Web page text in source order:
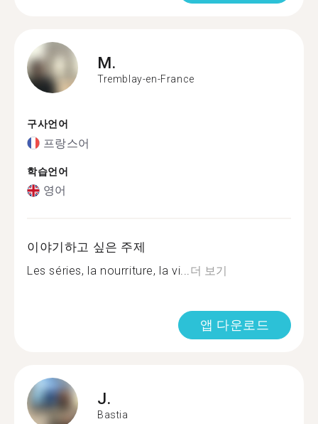
M.
Tremblay-en-France
구사언어
프랑스어
학습언어
영어
이야기하고 싶은 주제
Les séries, la nourriture, la vi...더 보기
앱 다운로드
J.
Bastia